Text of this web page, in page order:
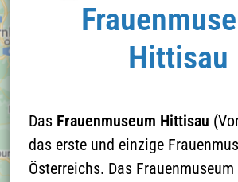
Klicken Sie hier um
die
Hittisau
Das Frauenmuseum Hittisau
das erste und einzige
Österreichs. Das